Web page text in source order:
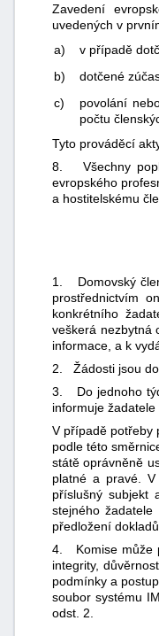
Zavedení
uvedených v
a)
v případě
b)
dotčené
c)
povolání
počtu
Tyto prováděcí
8. Všechny
evropského
a hostitelskému
1. Domovský
prostřednictvím
konkrétního
veškerá nezbytná
informace, a k
2. Žádosti jsou
3. Do jednoho
informuje
V případě potřeby
podle této
státě oprávněně
platné a pravé. V
příslušný subjekt
stejného
předložení
4. Komise může
integrity,
podmínky a
soubor systému
odst. 2.